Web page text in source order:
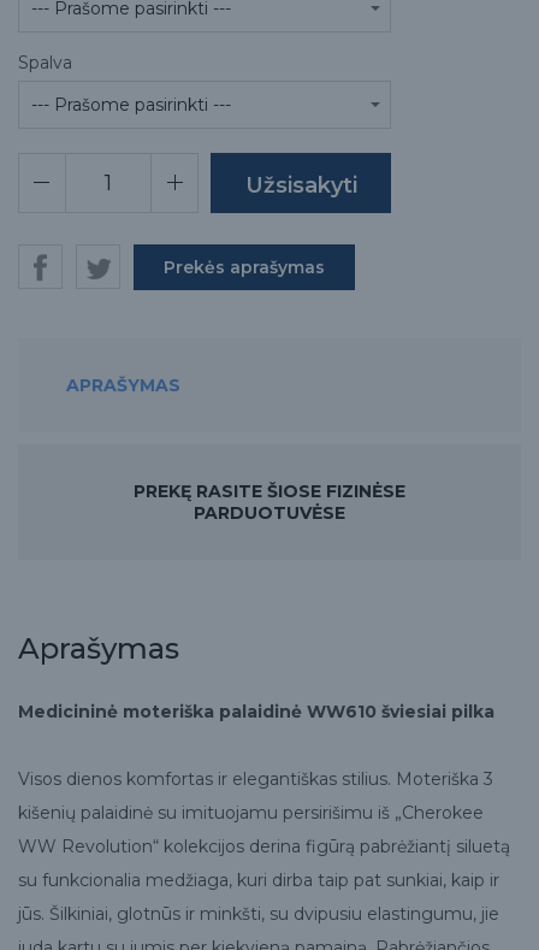
Spalva
Prekės aprašymas
APRAŠYMAS
PREKĘ RASITE ŠIOSE FIZINĖSE
PARDUOTUVĖSE
Aprašymas
Medicininė moteriška palaidinė WW610 šviesiai pilka
Visos dienos komfortas ir elegantiškas stilius. Moteriška 3
kišenių palaidinė su imituojamu persirišimu iš „Cherokee
WW Revolution“ kolekcijos derina figūrą pabrėžiantį siluetą
su funkcionalia medžiaga, kuri dirba taip pat sunkiai, kaip ir
jūs. Šilkiniai, glotnūs ir minkšti, su dvipusiu elastingumu, jie